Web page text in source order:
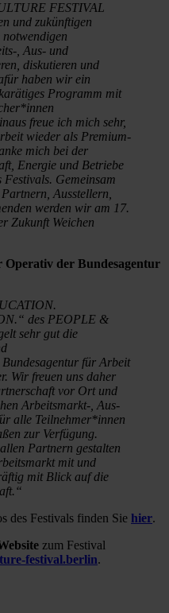
FESTIVAL
und zukünftigen
, Aus- und
diskutieren und
haben wir ein
Programm mit
freue ich mich sehr,
wieder als Premium-
mich bei der
Energie und Betriebe
Gemeinsam
Ausstellern,
werden wir am 17.
Zukunft Weichen
Operativ der Bundesagentur
des PEOPLE &
sehr gut die
für Arbeit
Wir freuen uns daher
vor Ort und
Arbeitsmarkt-, Aus-
alle Teilnehmer*innen
zur Verfügung.
Partnern gestalten
mit und
mit Blick auf die
des Festivals finden Sie hier.
zum Festival
festival.berlin.